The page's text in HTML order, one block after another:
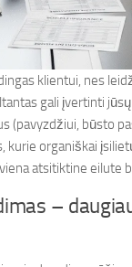
klientui, nes
gali įvertinti
(pavyzdžiui, būsto
kurie organiškai
atsitiktine eilute
–